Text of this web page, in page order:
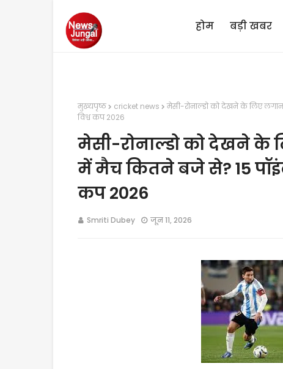
होम बड़ी खबर
मुख्यपृष्ठ cricket news
मेसी-रोनाल्डो को देखने के लिए
विश्व कप 2026
मेसी-रोनाल्डो को देखने के
में मैच कितने बजे से? 15
कप 2026
Smriti Dubey जून 11, 2026